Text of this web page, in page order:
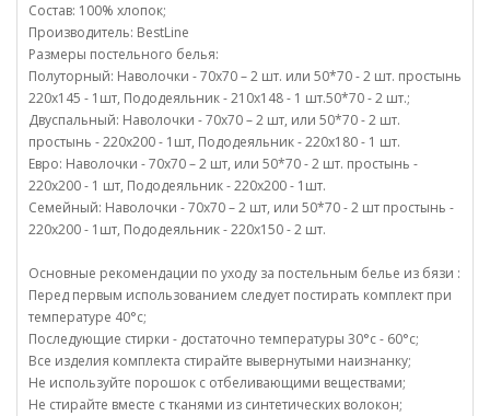
Состав: 100% хлопок;
Производитель: BestLine
Размеры постельного белья:
Полуторный: Наволочки - 70х70 – 2 шт. или 50*70 - 2 шт. простынь
220х145 - 1шт, Пододеяльник - 210х148 - 1 шт.50*70 - 2 шт.;
Двуспальный: Наволочки - 70х70 – 2 шт, или 50*70 - 2 шт.
простынь - 220х200 - 1шт, Пододеяльник - 220х180 - 1 шт.
Евро: Наволочки - 70х70 – 2 шт, или 50*70 - 2 шт. простынь -
220х200 - 1 шт, Пододеяльник - 220х200 - 1шт.
Семейный: Наволочки - 70х70 – 2 шт, или 50*70 - 2 шт простынь -
220х200 - 1шт, Пододеяльник - 220х150 - 2 шт.
Основные рекомендации по уходу за постельным белье из бязи :
Перед первым использованием следует постирать комплект при
температуре 40°c;
Последующие стирки - достаточно температуры 30°c - 60°c;
Все изделия комплекта стирайте вывернутыми наизнанку;
Не используйте порошок с отбеливающими веществами;
Не стирайте вместе с тканями из синтетических волокон;